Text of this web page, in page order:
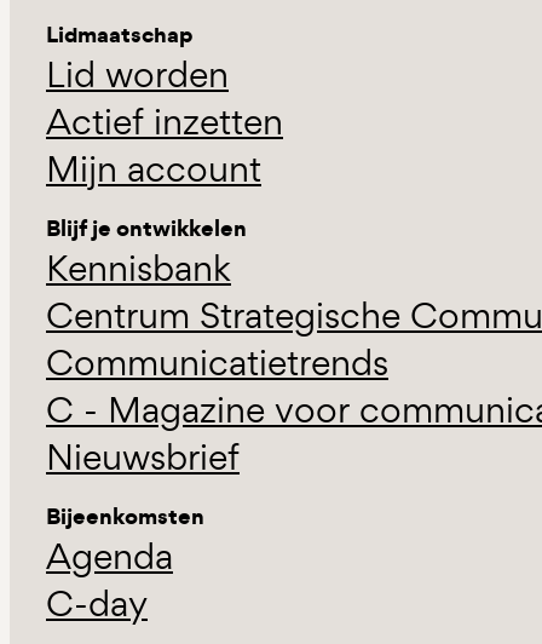
Lidmaatschap
Lid worden
Actief inzetten
Mijn account
Blijf je ontwikkelen
Kennisbank
Centrum Strategische
Communicatietrends
C - Magazine voor
Nieuwsbrief
Bijeenkomsten
Agenda
C-day